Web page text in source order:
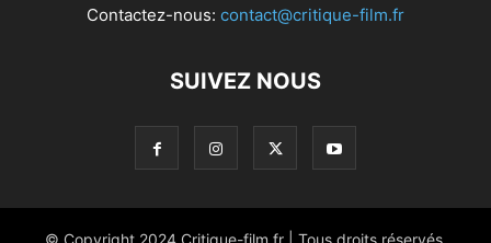
Contactez-nous: contact@critique-film.fr
SUIVEZ NOUS
© Copyright 2024 Critique-film.fr | Tous droits réservés.